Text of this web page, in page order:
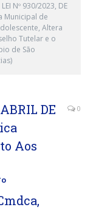
LEI Nº 930/2023, DE
Municipal de
Altera
Tutelar e o
de São
DE
Aos
0